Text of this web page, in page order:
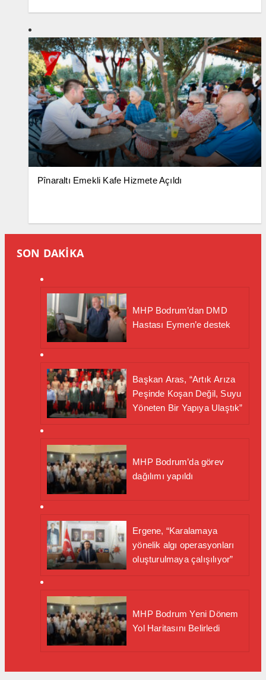
Pînaraltı Emekli Kafe Hizmete Açıldı
SON DAKİKA
MHP Bodrum’dan DMD
Hastası Eymen’e destek
Başkan Aras, “Artık Arıza
Peşinde Koşan Değil, Suyu
Yöneten Bir Yapıya Ulaştık”
MHP Bodrum’da görev
dağılımı yapıldı
Ergene, “Karalamaya
yönelik algı operasyonları
oluşturulmaya çalışılıyor”
MHP Bodrum Yeni Dönem
Yol Haritasını Belirledi